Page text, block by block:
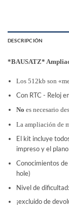
DESCRIPCIÓN
*BAUSATZ*
Los 512kb son
Con RTC - Reloj
No es necesario
La ampliación de
El kit incluye
impreso y el
Conocimientos
hole)
Nivel de
¡excluido de